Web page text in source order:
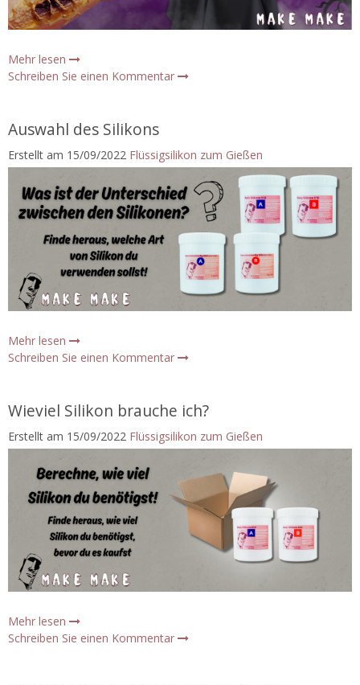
Mehr lesen
Schreiben Sie einen Kommentar
Auswahl des Silikons
Erstellt am 15/09/2022 Flüssigsilikon zum Gießen
Mehr lesen
Schreiben Sie einen Kommentar
Wieviel Silikon brauche ich?
Erstellt am 15/09/2022 Flüssigsilikon zum Gießen
Mehr lesen
Schreiben Sie einen Kommentar